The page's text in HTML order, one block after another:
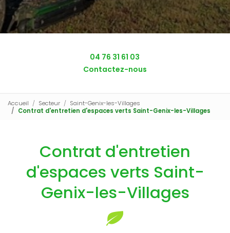
04 76 31 61 03
Contactez-nous
Accueil Secteur
Saint-Genix-les-Villages
Contrat d'entretien d'espaces verts Saint-Genix-les-Villages
Contrat d'entretien
d'espaces verts Saint-
Genix-les-Villages